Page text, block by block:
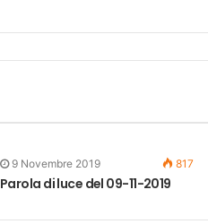
9 Novembre 2019 817
Parola di luce del 09-11-2019